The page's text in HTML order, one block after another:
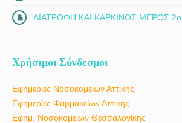
ΔΙΑΤΡΟΦΗ ΚΑΙ ΚΑΡΚΙΝΟΣ ΜΕΡΟΣ 2ο
Χρήσιμοι Σύνδεσμοι
Εφημερίες Νοσοκομείων Αττικής
Εφημερίες Φαρμακείων Αττικής
Εφημ. Νοσοκομείων Θεσσαλονίκης